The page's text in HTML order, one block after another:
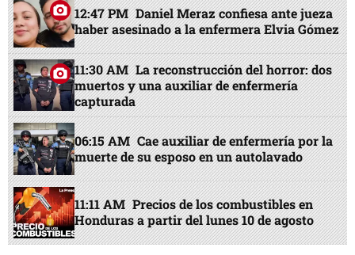
12:47 PM Daniel Meraz confiesa ante jueza
haber asesinado a la enfermera Elvia Gómez
11:30 AM La reconstrucción del horror: dos
muertos y una auxiliar de enfermería
capturada
06:15 AM Cae auxiliar de enfermería por la
muerte de su esposo en un autolavado
11:11 AM Precios de los combustibles en
Honduras a partir del lunes 10 de agosto